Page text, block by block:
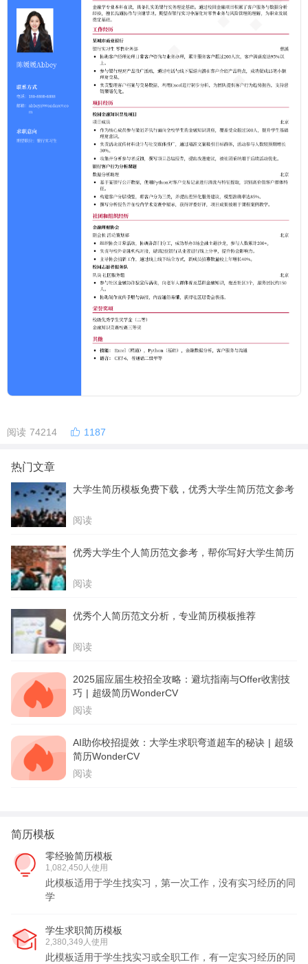
阅读 74214 1187
热门文章
大学生简历模板免费下载，优秀大学生简历范文参考
阅读
优秀大学生个人简历范文参考，帮你写好大学生简历
阅读
优秀个人简历范文分析，专业简历模板推荐
阅读
2025届应届生校招全攻略：避坑指南与Offer收割技
巧 | 超级简历WonderCV
阅读
AI助你校招提效：大学生求职弯道超车的秘诀 | 超级
简历WonderCV
阅读
简历模板
零经验简历模板
1,082,450人使用
此模板适用于学生找实习，第一次工作，没有实习经历的同
学
学生求职简历模板
2,380,349人使用
此模板适用于学生找实习或全职工作，有一定实习经历的同